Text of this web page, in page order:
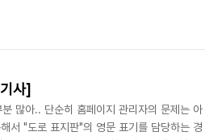
고 있다. 이 근처를 돌아보다가 나는 깜짝 놀
사]
많아.. 단순히 홈페이지 관리자의 문제는 아
서 "도로 표지판"의 영문 표기를 담당하는 경